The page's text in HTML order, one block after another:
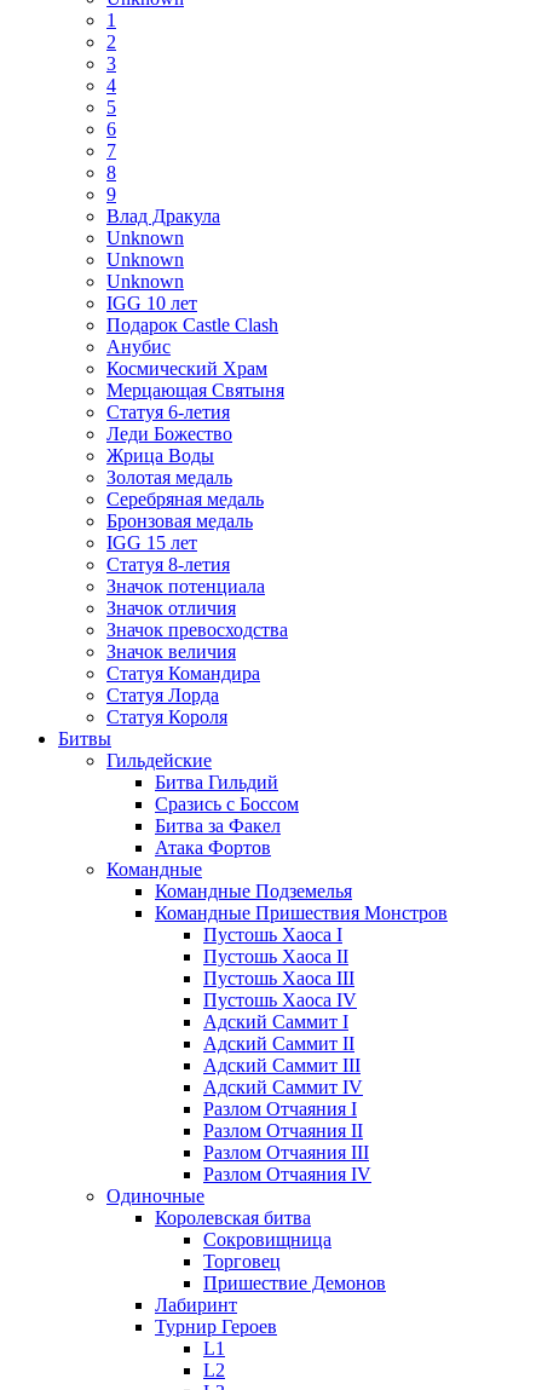
1
2
3
4
5
6
7
8
9
Влад Дракула
Unknown
Unknown
Unknown
IGG 10 лет
Подарок Castle Clash
Анубис
Космический Храм
Мерцающая Святыня
Статуя 6-летия
Леди Божество
Жрица Воды
Золотая медаль
Серебряная медаль
Бронзовая медаль
IGG 15 лет
Статуя 8-летия
Значок потенциала
Значок отличия
Значок превосходства
Значок величия
Статуя Командира
Статуя Лорда
Статуя Короля
Битвы
Гильдейские
Битва Гильдий
Сразись с Боссом
Битва за Факел
Атака Фортов
Командные
Командные Подземелья
Командные Пришествия Монстров
Пустошь Хаоса I
Пустошь Хаоса II
Пустошь Хаоса III
Пустошь Хаоса IV
Адский Саммит I
Адский Саммит II
Адский Саммит III
Адский Саммит IV
Разлом Отчаяния I
Разлом Отчаяния II
Разлом Отчаяния III
Разлом Отчаяния IV
Одиночные
Королевская битва
Сокровищница
Торговец
Пришествие Демонов
Лабиринт
Турнир Героев
L1
L2